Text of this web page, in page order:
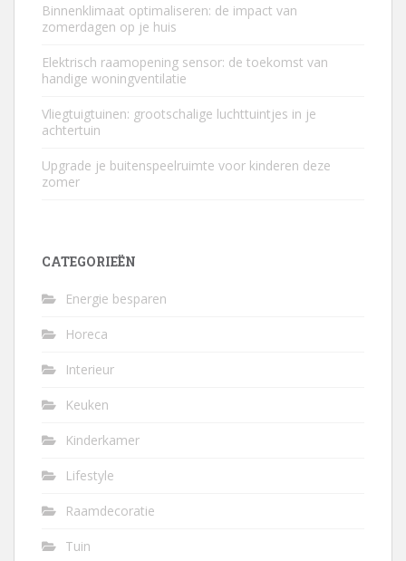
Binnenklimaat optimaliseren: de impact van
zomerdagen op je huis
Elektrisch raamopening sensor: de toekomst van
handige woningventilatie
Vliegtuigtuinen: grootschalige luchttuintjes in je
achtertuin
Upgrade je buitenspeelruimte voor kinderen deze
zomer
CATEGORIEËN
Energie besparen
Horeca
Interieur
Keuken
Kinderkamer
Lifestyle
Raamdecoratie
Tuin